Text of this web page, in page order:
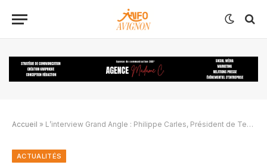
Accueil » L’interview Grand Angle : Philippe Carles, Président de Terres d’EFC
ACTUALITÉS